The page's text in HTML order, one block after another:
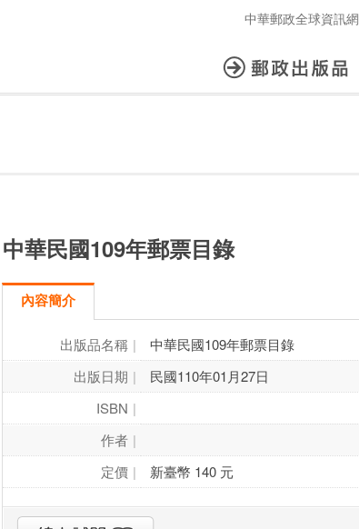
中華郵政全球資訊網
中華民國109年郵票目錄
內容簡介
出版品名稱
中華民國109年郵票目錄
出版日期
民國110年01月27日
ISBN
作者
定價
新臺幣 140 元